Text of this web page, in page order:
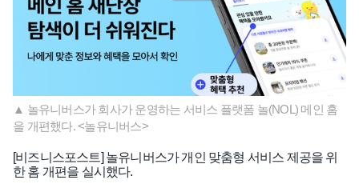
▲ 놀유니버스가 회사가 운영하는 서비스 플랫폼 놀(NOL) 메인 홈
을 개편했다. <놀유니버스>
[비즈니스포스트] 놀유니버스가 개인 맞춤형 서비스 제공을 위
한 홈 개편을 실시했다.